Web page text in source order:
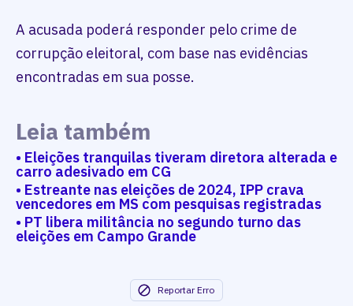
A acusada poderá responder pelo crime de
corrupção eleitoral, com base nas evidências
encontradas em sua posse.
Leia também
• Eleições tranquilas tiveram diretora alterada e
carro adesivado em CG
• Estreante nas eleições de 2024, IPP crava
vencedores em MS com pesquisas registradas
• PT libera militância no segundo turno das
eleições em Campo Grande
Reportar Erro